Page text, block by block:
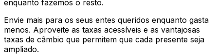
enquanto fazemos o resto.
Envie mais para os seus entes queridos enquanto gasta
menos. Aproveite as taxas acessíveis e as vantajosas
taxas de câmbio que permitem que cada presente seja
ampliado.